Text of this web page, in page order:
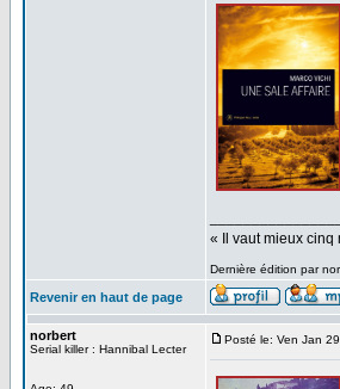
« Il vaut mieux
Dernière édition par
Revenir en haut de page
norbert
Serial killer : Hannibal Lecter
Posté le: Ven Jan